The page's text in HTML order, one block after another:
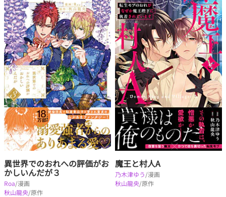
異世界でのおれへの評価がお
かしいんだが３
Roa/漫画
秋山龍央/原作
魔王と村人A
乃木津ゆう/漫画
秋山龍央/原作